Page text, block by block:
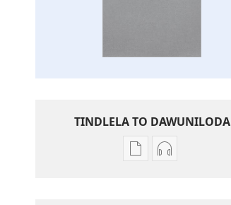
TINDLELA TO DAWUNILODA
TindlelaTindlela